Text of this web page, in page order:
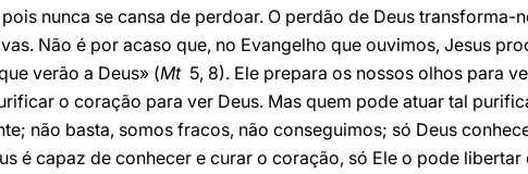
nunca se cansa de perdoar. O perdão de Deus
Não é por acaso que, no Evangelho que ouvimos, Jesus
verão a Deus» (Mt 5, 8). Ele prepara os nossos olhos para
o coração para ver Deus. Mas quem pode atuar tal
não basta, somos fracos, não conseguimos; só Deus
é capaz de conhecer e curar o coração, só Ele o pode